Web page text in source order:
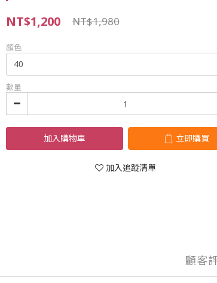
NT$1,200 NT$1,980
顏色
數量
加入購物車 立即購買
加入追蹤清單
顧客